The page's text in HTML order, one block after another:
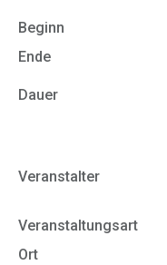
Beginn
Ende
Dauer
Veranstalter
Veranstaltungsart
Ort